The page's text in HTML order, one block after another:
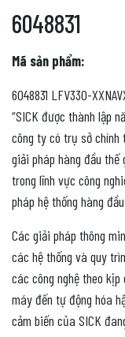
6048831
Mã sản phẩm:
6048831 LFV330-
“SICK được thành lập
công ty có trụ sở chính
giải pháp hàng đầu
trong lĩnh vực công
pháp hệ thống hàng
Các giải pháp thông
các hệ thống và quy
các công nghệ theo
máy đến tự động hóa
cảm biến của SICK